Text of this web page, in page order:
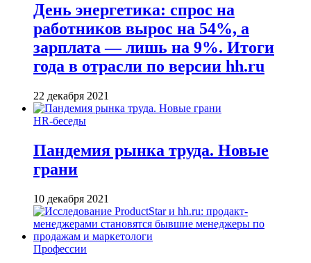
День энергетика: спрос на
работников вырос на 54%, а
зарплата — лишь на 9%. Итоги
года в отрасли по версии hh.ru
22 декабря 2021
HR-беседы
Пандемия рынка труда. Новые
грани
10 декабря 2021
Профессии